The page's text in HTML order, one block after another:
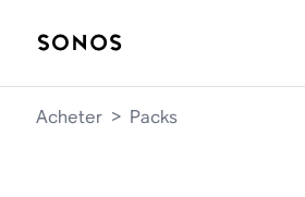
Acheter > Packs